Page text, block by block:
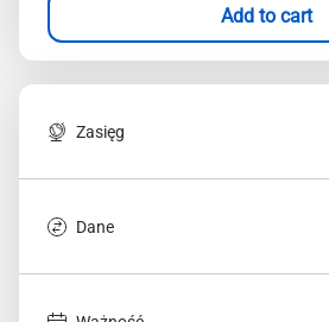
Add to cart
Zasięg
Dane